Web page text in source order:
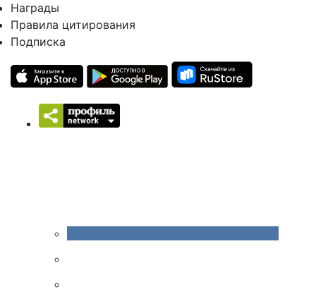
Награды
Правила цитирования
Подписка